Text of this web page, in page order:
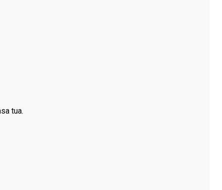
tua.